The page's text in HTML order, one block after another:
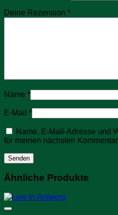
Deine Rezension *
Name *
E-Mail *
Name, E-Mail-Adresse und
für meinen nächsten
Ähnliche Produkte